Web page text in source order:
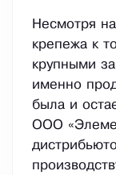
Несмотря
крепежа к
крупными
именно
была и
ООО